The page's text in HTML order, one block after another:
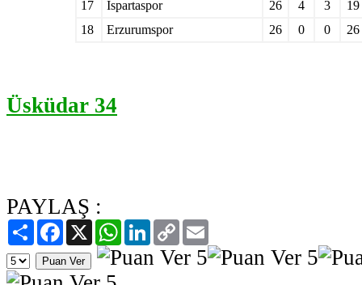
17
Ispartaspor 26 4 3
19
18
Erzurumspor 26 0 0 26
Üsküdar 34
PAYLAŞ :
PaylaşFacebook
X WhatsAppLinkedIn
Copy
Link